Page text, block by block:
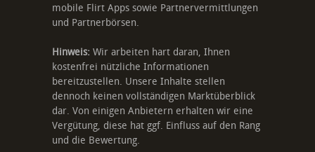
mobile Flirt Apps sowie Partnervermittlungen
und Partnerbörsen.
Hinweis: Wir arbeiten hart daran, Ihnen
kostenfrei nützliche Informationen
bereitzustellen. Unsere Inhalte stellen
dennoch keinen vollständigen Marktüberblick
dar. Von einigen Anbietern erhalten wir eine
Vergütung, diese hat ggf. Einfluss auf den Rang
und die Bewertung.